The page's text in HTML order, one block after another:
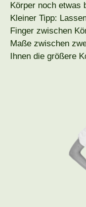
Körper noch etwas
Kleiner Tipp:
Finger zwischen
Maße zwischen
Ihnen die größere